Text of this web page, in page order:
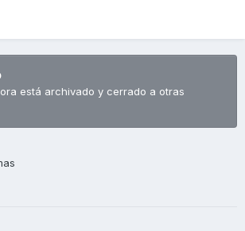
está archivado y cerrado a otras